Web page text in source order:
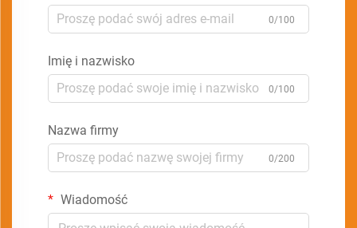
0/100
Imię i nazwisko
0/100
Nazwa firmy
0/200
Wiadomość